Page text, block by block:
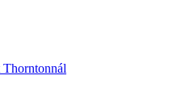
Thorntonnál